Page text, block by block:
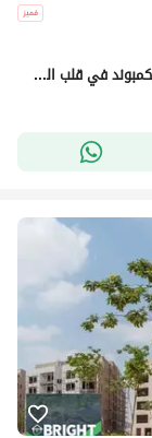
أخر كورنر تاون هاوس متشطب [الترا سوبر لوكس] | بكمبوند في قلب المستقبل سيتي بلوكيشن ممتاز بالقرب من الرحاب & مدينتي & التجمع الخامس